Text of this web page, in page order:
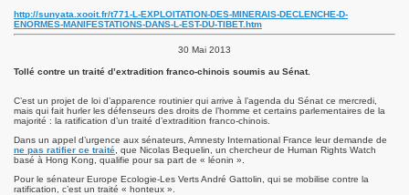
http://sunyata.xooit.fr/t771-L-EXPLOITATION-DES-MINERAIS-DECLENCHE-D-
ENORMES-MANIFESTATIONS-DANS-L-EST-DU-TIBET.htm
30 Mai 2013
Tollé contre un traité d’extradition franco-chinois soumis au Sénat.
C’est un projet de loi d’apparence routinier qui arrive à l’agenda du Sénat ce mercredi,
mais qui fait hurler les défenseurs des droits de l’homme et certains parlementaires de la
majorité : la ratification d’un traité d’extradition franco-chinois.
Dans un appel d’urgence aux sénateurs, Amnesty International France leur demande de
ne pas ratifier ce traité , que Nicolas Bequelin, un chercheur de Human Rights Watch
basé à Hong Kong, qualifie pour sa part de « léonin ».
Pour le sénateur Europe Ecologie-Les Verts André Gattolin, qui se mobilise contre la
ratification, c’est un traité « honteux ».